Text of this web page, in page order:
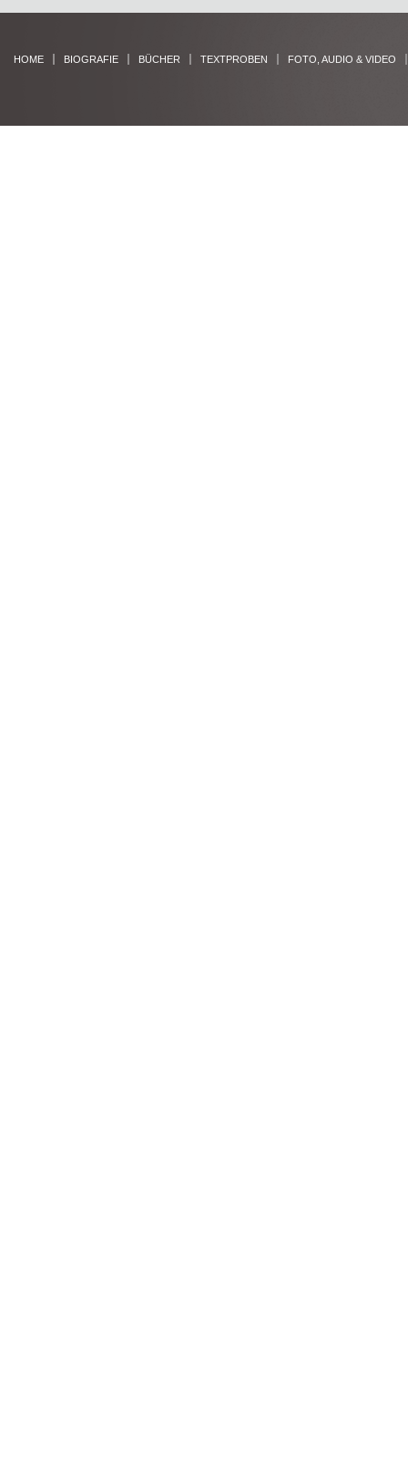
HOME BIOGRAFIE BÜCHER TEXTPROBEN FOTO, AUDIO & VIDEO